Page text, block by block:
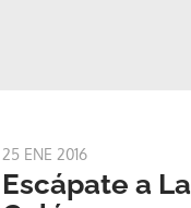
25 ENE 2016
Escápate a